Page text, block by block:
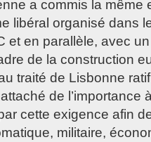
a commis la même
libéral organisé dans
et en parallèle, avec
de la construction
traité de Lisbonne
de l’importance
cette exigence afin
militaire,